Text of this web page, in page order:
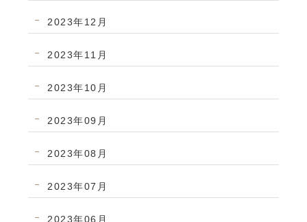
2023年12月
2023年11月
2023年10月
2023年09月
2023年08月
2023年07月
2023年06月